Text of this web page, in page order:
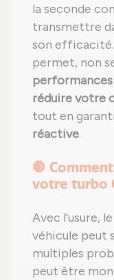
la seconde
transmettre
son
permet, non
réduire votre
tout en
réactive.
🛑
votre turbo
Avec l'usure,
véhicule peut
multiples
peut être